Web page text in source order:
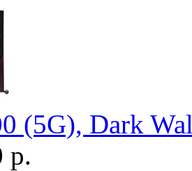
(5G), Dark
р.